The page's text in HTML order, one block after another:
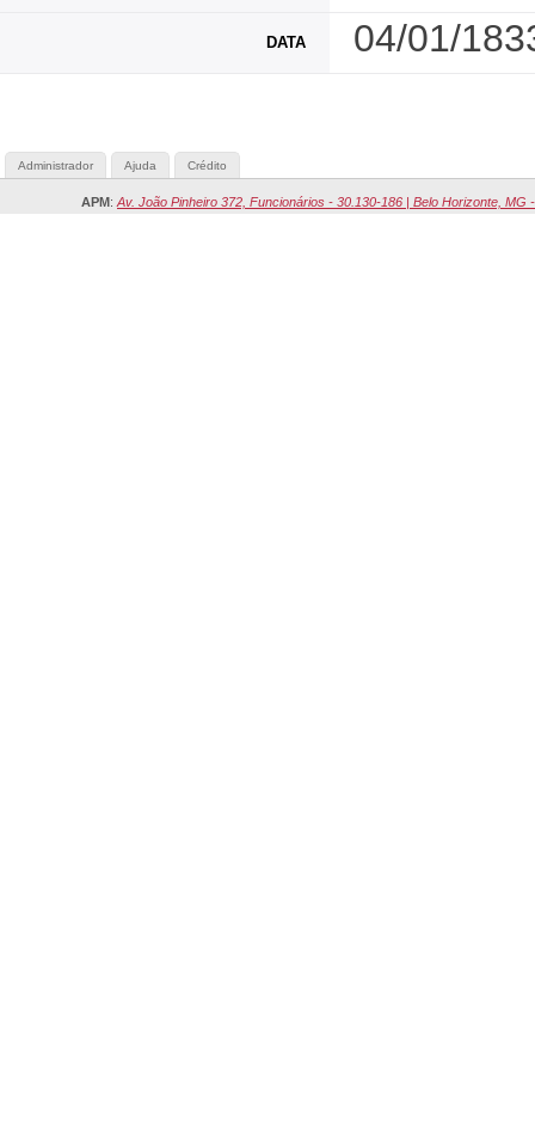
DATA 04/01/
Administrador Ajuda Crédito
APM: Av. João Pinheiro 372, Funcionários - 30.130-186 | Belo Horizonte, MG